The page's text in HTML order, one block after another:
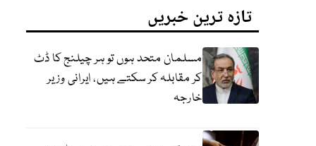
تازہ ترین خبریں
مسلمان متحد ہوں تو ہر چیلنج کا ڈٹ
کر مقابلہ کر سکتے ہیں، ایرانی وزیر
خارجہ